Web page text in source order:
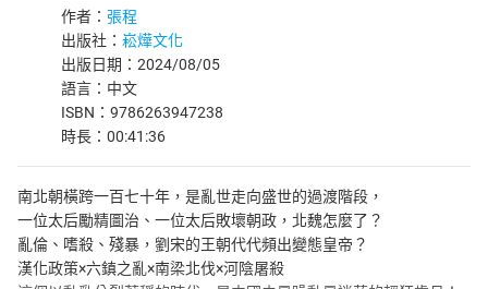
作者： 張程
出版社： 崧燁文化
出版日期：2024/08/05
語言：中文
ISBN：9786263947238
時長：00:41:36
南北朝橫跨一百七十年，是亂世走向盛世的過渡階段，
一位太后勵精圖治、一位太后敗壞朝政，北魏怎麼了？
亂倫、嗜殺、殘暴，劉宋的王朝代代頻出變態皇帝？
漢化政策×六鎮之亂×南梁北伐×河陰屠殺